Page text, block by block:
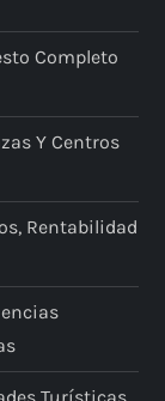
Completo
Y Centros
Rentabilidad